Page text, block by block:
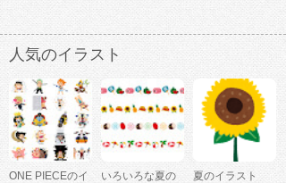
人気のイラスト
ONE PIECEのイ
いろいろな夏の
夏のイラスト